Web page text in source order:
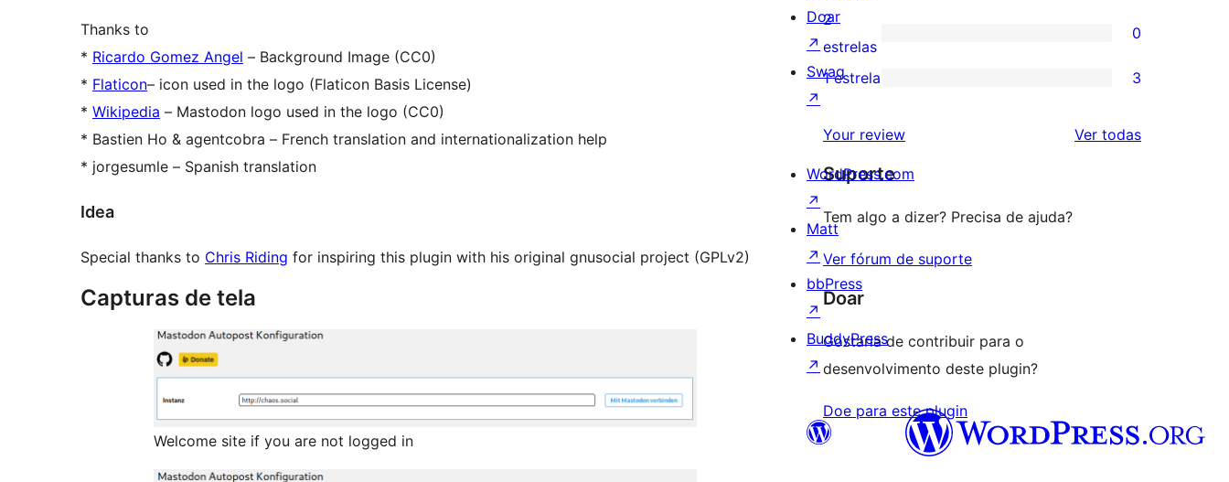
Thanks to
* Ricardo Gomez Angel – Background Image (CC0)
* Flaticon– icon used in the logo (Flaticon Basis License)
* Wikipedia – Mastodon logo used in the logo (CC0)
* Bastien Ho & agentcobra – French translation and internationalization help
* jorgesumle – Spanish translation
Idea
Special thanks to Chris Riding for inspiring this plugin with his original gnusocial project (GPLv2)
Capturas de tela
Welcome site if you are not logged in
4
estrelas
avaliação
com
3
0
avaliação
2
2
estrelas
0
com
1
1 estrela 3
Your review Ver todasavaliações
Suporte
Tem algo a dizer? Precisa de ajuda?
Ver fórum de suporte
Doar
Gostaria de contribuir para o
desenvolvimento deste plugin?
Doe para este plugin
Doar
↗
Swag
↗
WordPress.com
↗
Matt
↗
bbPress
↗
BuddyPress
↗